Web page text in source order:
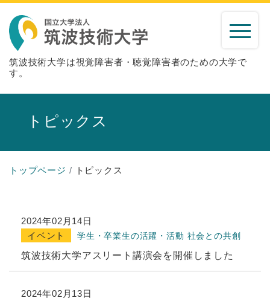
筑波技術大学は視覚障害者・聴覚障害者のための大学で
す。
トピックス
トップページ トピックス
2024年02月14日
イベント
学生・卒業生の活躍・活動 社会との共創
筑波技術大学アスリート講演会を開催しました
2024年02月13日